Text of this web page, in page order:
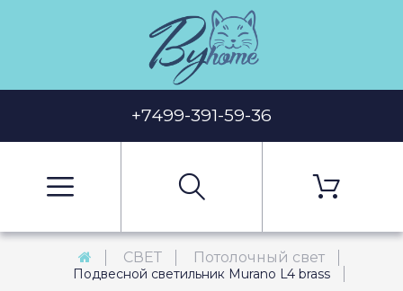
+7499-391-59-36
СВЕТ Потолочный свет
Подвесной светильник Murano L4 brass